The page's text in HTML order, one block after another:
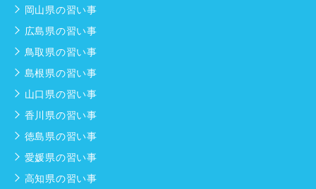
岡山県の習い事
広島県の習い事
鳥取県の習い事
島根県の習い事
山口県の習い事
香川県の習い事
徳島県の習い事
愛媛県の習い事
高知県の習い事